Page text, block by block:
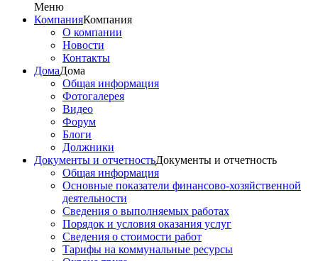
Меню
КомпанияКомпания
О компании
Новости
Контакты
ДомаДома
Общая информация
Фотогалерея
Видео
Форум
Блоги
Должники
Документы и отчетностьДокументы и отчетность
Общая информация
Основные показатели финансово-хозяйственной
деятельности
Сведения о выполняемых работах
Порядок и условия оказания услуг
Сведения о стоимости работ
Тарифы на коммунальные ресурсы